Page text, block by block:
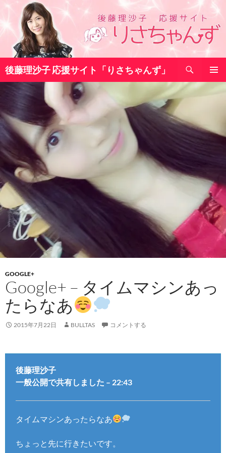
コ
テ
へ
ス
プ
後藤理沙子 応援サイト「りさちゃんず」
索
メインメ
GOOGLE+
Google+ – タイムマシンあっ
たらなあ
2015年7月22日 BULLTAS コメントする
後藤理沙子
一般公開で共有しました – 22:43
タイムマシンあったらなあ
ちょっと先に行きたいです。